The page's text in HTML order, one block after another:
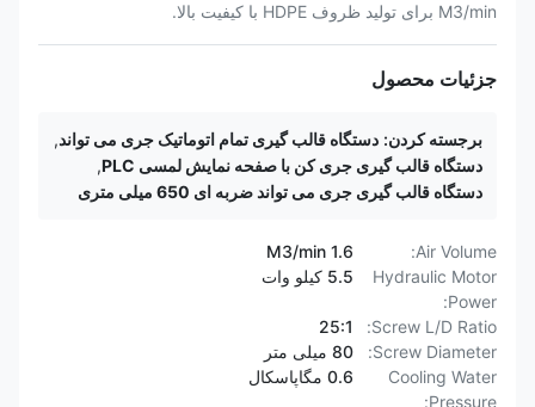
M3/min برای تولید ظروف HDPE با کیفیت بالا.
جزئیات محصول
برجسته کردن: دستگاه قالب گیری تمام اتوماتیک جری می تواند ,
دستگاه قالب گیری جری کن با صفحه نمایش لمسی PLC
دستگاه قالب گیری جری می تواند ضربه ای 650 میلی متری
Air Volume:
Hydraulic Motor
Power:
5.5 کیلو وات
Screw L/D Ratio:
25:1
Screw Diameter:
80 میلی متر
Cooling Water
Pressure:
0.6 مگاپاسکال